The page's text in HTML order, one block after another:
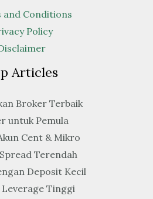
and Conditions
Policy
Articles
Broker Terbaik
untuk Pemula
Cent & Mikro
Terendah
Deposit Kecil
Tinggi